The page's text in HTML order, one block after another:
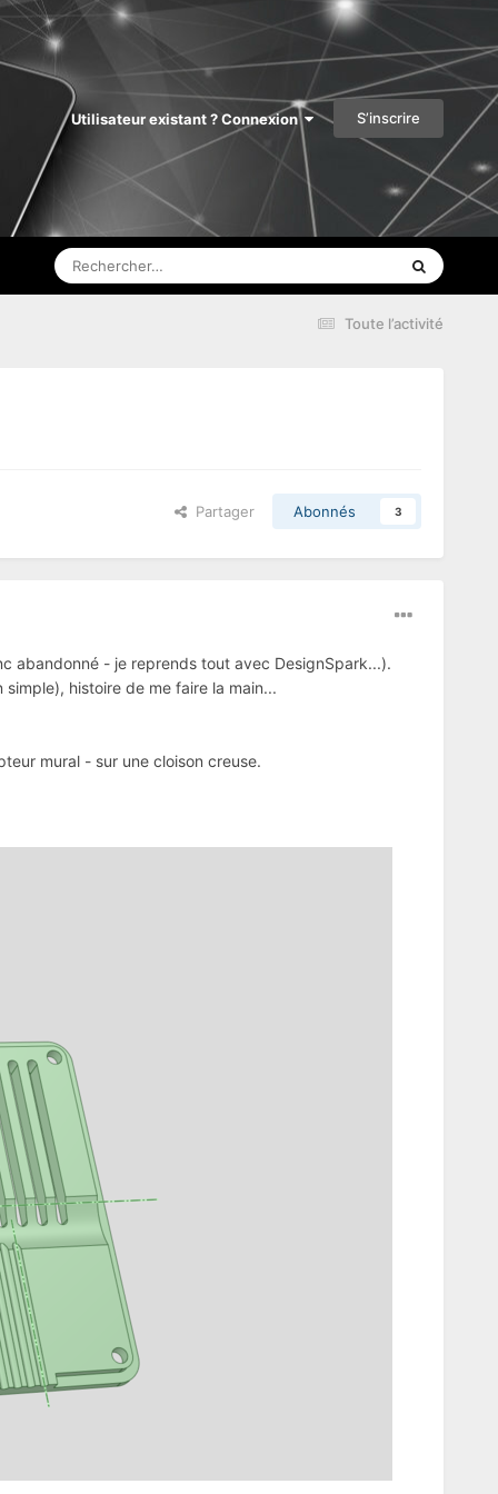
Utilisateur existant ? Connexion S’inscrire
Toute l’activité
Partager Abonnés 3
abandonné - je reprends tout avec DesignSpark...).
histoire de me faire la main...
mural - sur une cloison creuse.